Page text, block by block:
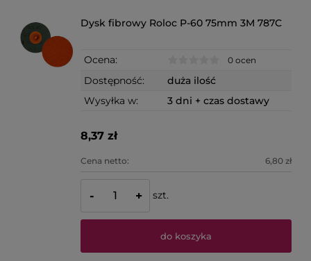
Dysk fibrowy Roloc P-60 75mm 3M 787C
Ocena: 0 ocen
Dostępność:
duża ilość
Wysyłka w:
3 dni + czas dostawy
8,37 zł
Cena netto: 6,80 zł
- + szt.
do koszyka